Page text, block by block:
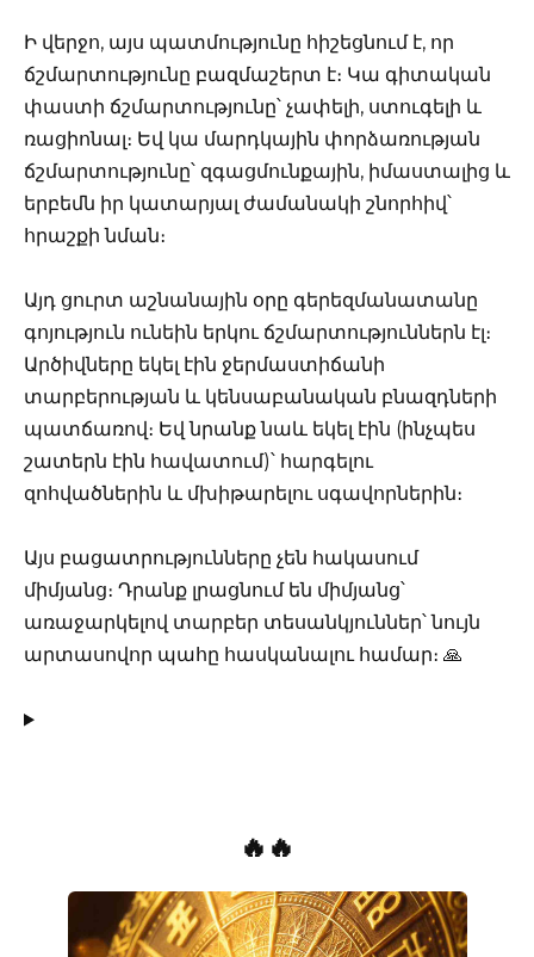
Ի վերջո, այս պատմությունը հիշեցնում է, որ
ճշմարտությունը բազմաշերտ է։ Կա գիտական
փաստի ճշմարտությունը՝ չափելի, ստուգելի և
ռացիոնալ։ Եվ կա մարդկային փորձառության
ճշմարտությունը՝ զգացմունքային, իմաստալից և
երբեմն իր կատարյալ ժամանակի շնորհիվ՝
հրաշքի նման։
Այդ ցուրտ աշնանային օրը գերեզմանատանը
գոյություն ունեին երկու ճշմարտություններն էլ։
Արծիվները եկել էին ջերմաստիճանի
տարբերության և կենսաբանական բնազդների
պատճառով։ Եվ նրանք նաև եկել էին (ինչպես
շատերն էին հավատում)՝ հարգելու
զոհվածներին և մխիթարելու սգավորներին։
Այս բացատրությունները չեն հակասում
միմյանց։ Դրանք լրացնում են միմյանց՝
առաջարկելով տարբեր տեսանկյուններ՝ նույն
արտասովոր պահը հասկանալու համար։ 🙏
🔥🔥